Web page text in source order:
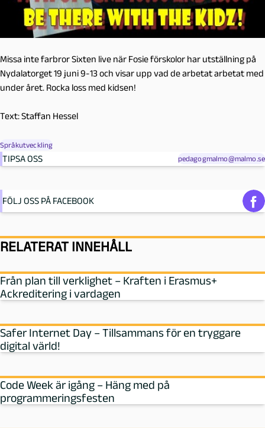
Missa inte farbror Sixten live när Fosie förskolor har utställning på
Nydalatorget 19 juni 9-13 och visar upp vad de arbetat arbetat med
under året. Rocka loss med kidsen!
Text: Staffan Hessel
Språkutveckling
TIPSA OSS pedagogmalmo@malmo.se
FÖLJ OSS PÅ FACEBOOK
RELATERAT INNEHÅLL
Från plan till verklighet – Kraften i Erasmus+
Ackreditering i vardagen
Safer Internet Day – Tillsammans för en tryggare
digital värld!
Code Week är igång – Häng med på
programmeringsfesten